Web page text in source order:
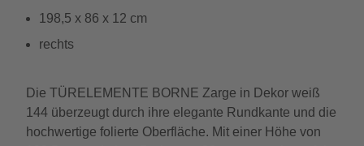
198,5 x 86 x 12 cm
rechts
Die TÜRELEMENTE BORNE Zarge in Dekor weiß
144 überzeugt durch ihre elegante Rundkante und die
hochwertige folierte Oberfläche. Mit einer Höhe von